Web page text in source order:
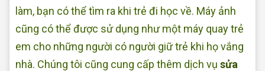
làm, bạn có thể tìm ra khi trẻ đi học về. Máy ảnh
cũng có thể được sử dụng như một máy quay trẻ
em cho những người có người giữ trẻ khi họ vắng
nhà. Chúng tôi cũng cung cấp thêm dịch vụ sửa